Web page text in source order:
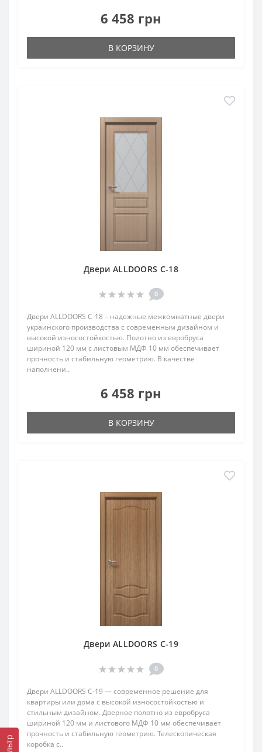
6 458 грн
В КОРЗИНУ
Двери ALLDOORS C-18
0
Двери ALLDOORS C-18 – надежные межкомнатные двери
украинского производства с современным дизайном и
высокой износостойкостью. Полотно из евробруса
шириной 120 мм с листовым МДФ 10 мм обеспечивает
прочность и стабильную геометрию. В качестве
наполнени..
6 458 грн
В КОРЗИНУ
Двери ALLDOORS C-19
0
Двери ALLDOORS C-19 — современное решение для
квартиры или дома с высокой износостойкостью и
стильным дизайном. Дверное полотно из евробруса
шириной 120 мм и листового МДФ 10 мм обеспечивает
прочность и стабильную геометрию. Телескопическая
коробка с..